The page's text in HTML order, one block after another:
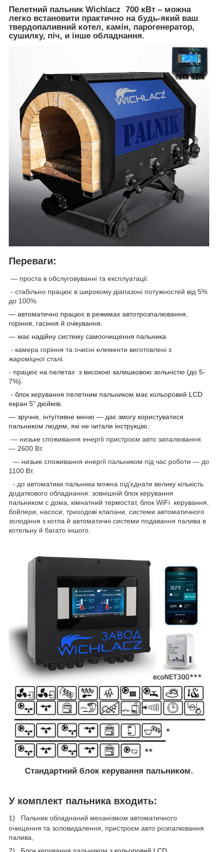
Пелетний пальник Wichlacz 700 кВт – можна
легко встановити практично на будь-який ваш
твердопаливний котел, камін, парогенератор,
сушилку, піч, и інше обладнання.
Переваги:
— проста в обслуговуванні та експлуатації.
- стабільно працює в широкому діапазоні потужностей від 5%
до 100%.
— автоматично працює в режимах автотрозпалювання,
горіння, гасіння й очікування.
— має надійну систему самоочищення пальника.
- камера горіння та очисні елементи виготовлені з
жароміцної сталі.
- працює на пелетах з високою залишковою зольністю (до 5-
7%).
- блок керування пелетним пальником має кольоровий LCD
екран 5" дюймів.
— зручне, інтуїтивне меню — дає змогу користуватися
пальником людям, які не читали інструкцію.
— низьке споживання енергії пристроєм авто запалювання
— 2600 Вт.
— низьке споживання енергії пальником під час роботи — до
1100 Вт.
- до автоматики пальника можна під'єднати велику кількість
додаткового обладнання: зовнішній блок керування
пальником c дома, кімнатний термостат, блок WiFi керування,
бойлери, насоси, триходові клапани, системи автоматичного
золодіння з котла й автоматичні системи подавання палива в
котельну й багато іншого.
Стандартний блок керування пальником.
У комплект пальника входить:
1)
Пальник обладнаний механізмом автоматичного
очищення та золовидалення, пристроєм авто розпалювання
палива,